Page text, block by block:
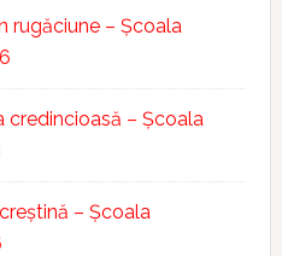
rugăciune – Școala
credincioasă – Școala
– Școala